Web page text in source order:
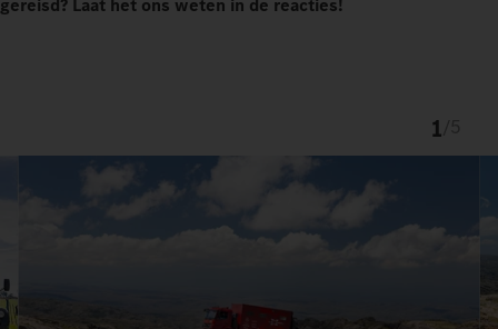
gereisd? Laat het ons weten in de reacties!
1